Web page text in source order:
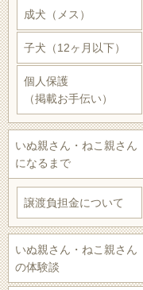
成犬（メス）
子犬（12ヶ月以下）
個人保護
（掲載お手伝い）
いぬ親さん・ねこ親さん
になるまで
譲渡負担金について
いぬ親さん・ねこ親さん
の体験談